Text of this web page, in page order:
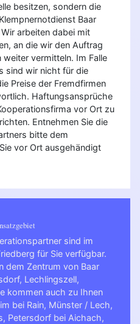
besitzen, sondern die
Baar
arbeiten dabei mit
an die wir den Auftrag
vermitteln. Im Falle
sind wir nicht für die
Preise der Fremdfirmen
Haftungsansprüche
vor Ort zu
Entnehmen Sie die
bitte dem
vor Ort ausgehändigt
sind im
für Sie verfügbar.
dem Zentrum von Baar
Lechlingszell,
kommen auch zu Ihnen
bei Rain, Münster / Lech,
, Petersdorf bei Aichach,